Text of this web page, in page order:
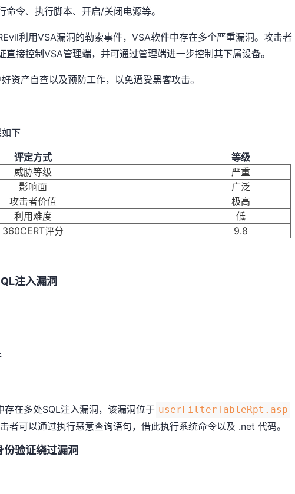
令、执行脚本、开启/关闭电源等。
利用VSA漏洞的勒索事件，VSA软件中存在多个严重漏洞。攻击者
接控制VSA管理端，并可通过管理端进一步控制其下属设备。
资产自查以及预防工作，以免遭受黑客攻击。
下
评定方式
等级
威胁等级
严重
影响面
广泛
攻击者价值
极高
利用难度
低
360CERT评分
9.8
注入漏洞
在多处SQL注入漏洞，该漏洞位于 userFilterTableRpt.asp
者可以通过执行恶意查询语句，借此执行系统命令以及 .net 代码。
验证绕过漏洞